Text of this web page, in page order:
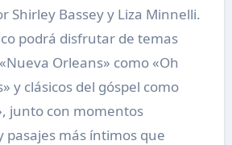
Shirley Bassey y Liza Minnelli.
podrá disfrutar de temas
Orleans» como «Oh
y clásicos del góspel como
junto con momentos
más íntimos que